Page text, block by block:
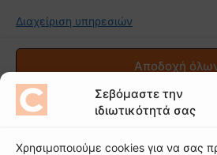
Σεβόμαστε την
ιδιωτικότητά σας
Χρησιμοποιούμε cookies για να σας